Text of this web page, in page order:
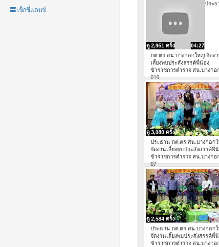
เซ็กซี่แดนซ์
04:27
ดู 2,951 ครั้ง
ประธ
กต.ตร.สน.บางกอกใหญ่ จัดง
เลี้ยงพบประสังสรรค์พี่น้อง
ข้าราชการตำรวจ สน.บางกอ
010
ดู 3,080 ครั้ง
ประธาน กต.ตร.สน.บางกอก
จัดงานเลี้ยงพบประสังสรรค์พี่
ข้าราชการตำรวจ สน.บางกอ
07
ดู 2,584 ครั้ง
ประธาน กต.ตร.สน.บางกอก
จัดงานเลี้ยงพบประสังสรรค์พี่
ข้าราชการตำรวจ สน.บางกอ